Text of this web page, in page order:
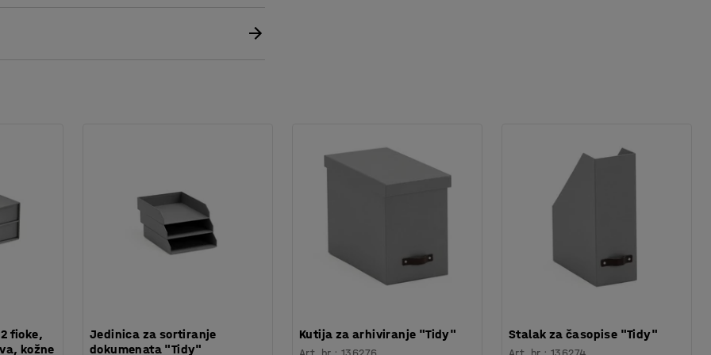
za sigurno skladištenje.
fioke,
kožne
Jedinica za sortiranje
dokumenata "Tidy"
Kutija za arhiviranje "Tidy" Stalak za časopise "Tidy"